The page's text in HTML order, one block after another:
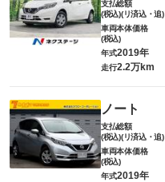
支払総額
(税込)(リ済込・追)
車両本体価格
(税込)
年式2019年
走行2.2万km
ノート
支払総額
(税込)(リ済込・追)
車両本体価格
(税込)
年式2019年